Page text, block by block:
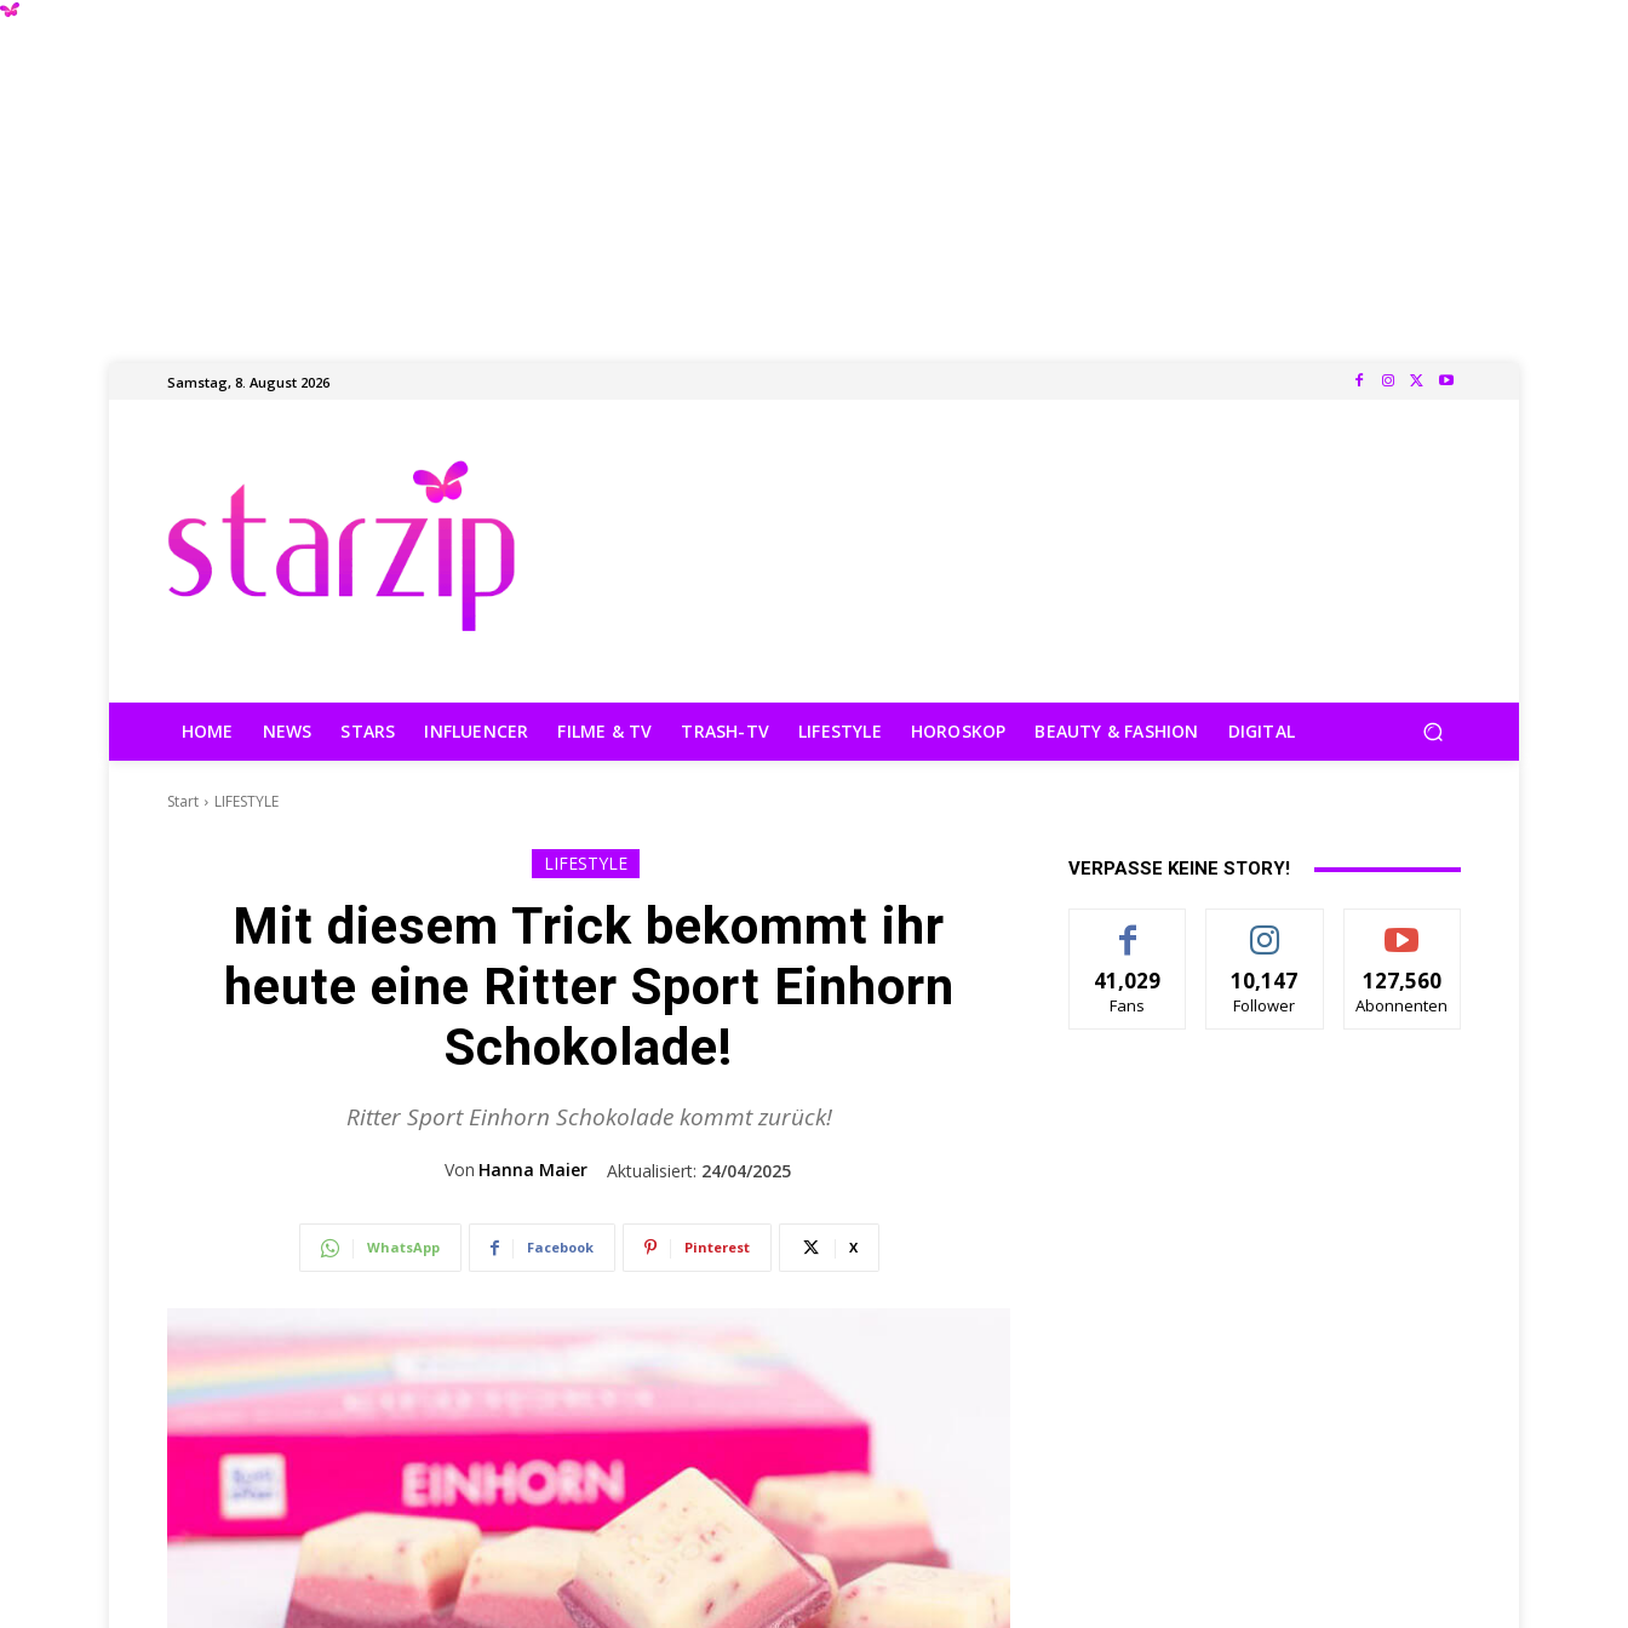
Samstag, 8. August 2026
HOME NEWS STARS INFLUENCER FILME & TV TRASH-TV LIFESTYLE HOROSKOP BEAUTY & FASHION DIGITAL
Start LIFESTYLE
LIFESTYLE
Mit diesem Trick bekommt ihr
heute eine Ritter Sport Einhorn
Schokolade!
Ritter Sport Einhorn Schokolade kommt zurück!
Von Hanna Maier Aktualisiert: 24/04/2025
WhatsApp Facebook Pinterest X
VERPASSE KEINE STORY!
41,029
Fans
10,147
Follower
127,560
Abonnenten